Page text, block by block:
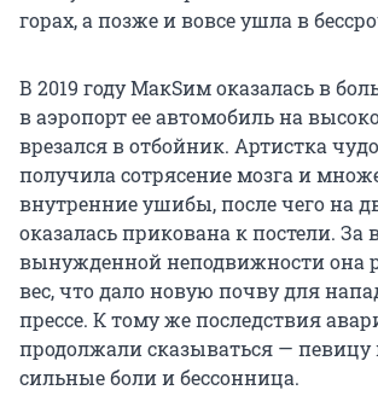
горах, а позже и вовсе ушла в
В 2019 году МакSим оказалась в
в аэропорт ее автомобиль на
врезался в отбойник. Артистка
получила сотрясение мозга и
внутренние ушибы, после чего на
оказалась прикована к постели. За
вынужденной неподвижности она
вес, что дало новую почву для
прессе. К тому же последствия
продолжали сказываться —
сильные боли и бессонница.